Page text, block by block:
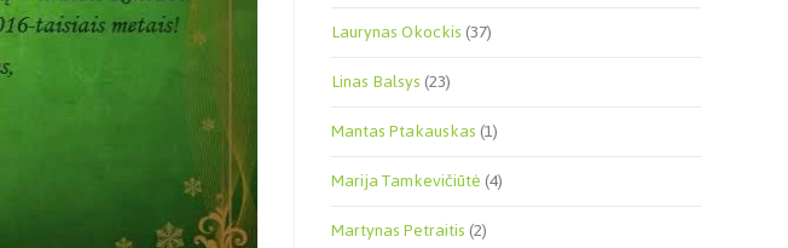
Laurynas Okockis(37)
Linas Balsys(23)
Mantas Ptakauskas(1)
Marija Tamkevičiūtė(4)
Martynas Petraitis(2)